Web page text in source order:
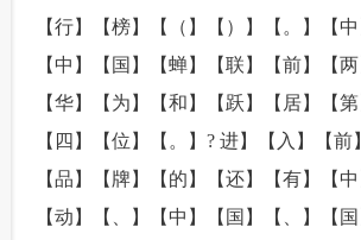
【行】【榜】【（】【）】【。】【中
【中】【国】【蝉】【联】【前】【两
【华】【为】【和】【跃】【居】【第
【四】【位】【。】? 进】【入】【前
【品】【牌】【的】【还】【有】【中
【动】【、】【中】【国】【、】【国